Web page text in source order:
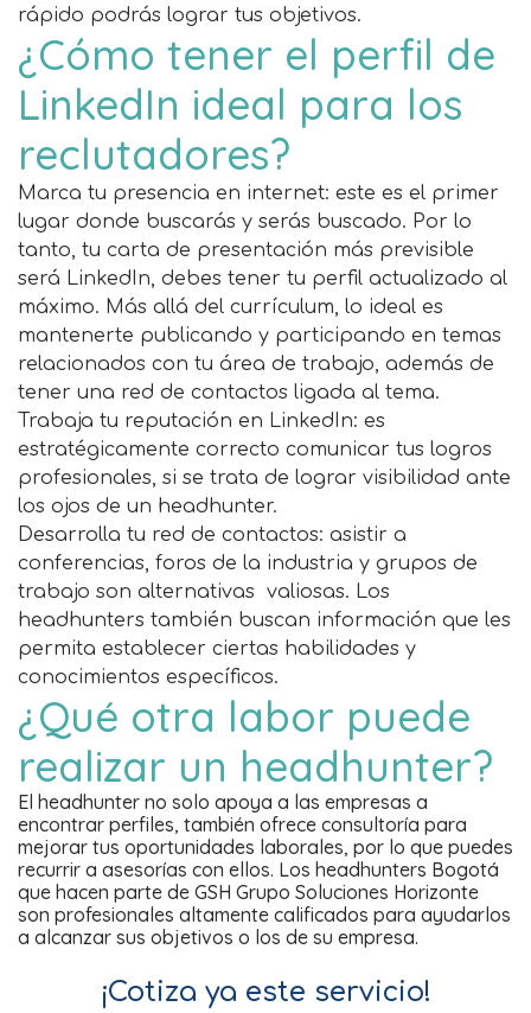
rápido podrás lograr tus objetivos.
¿Cómo tener el perfil de
LinkedIn ideal para los
reclutadores?
Marca tu presencia en internet: este es el primer
lugar donde buscarás y serás buscado. Por lo
tanto, tu carta de presentación más previsible
será LinkedIn, debes tener tu perfil actualizado al
máximo. Más allá del currículum, lo ideal es
mantenerte publicando y participando en temas
relacionados con tu área de trabajo, además de
tener una red de contactos ligada al tema.
Trabaja tu reputación en LinkedIn: es
estratégicamente correcto comunicar tus logros
profesionales, si se trata de lograr visibilidad ante
los ojos de un headhunter.
Desarrolla tu red de contactos: asistir a
conferencias, foros de la industria y grupos de
trabajo son alternativas valiosas. Los
headhunters también buscan información que les
permita establecer ciertas habilidades y
conocimientos específicos.
¿Qué otra labor puede
realizar un headhunter?
El headhunter no solo apoya a las empresas a
encontrar perfiles, también ofrece consultoría para
mejorar tus oportunidades laborales, por lo que puedes
recurrir a asesorías con ellos. Los headhunters Bogotá
que hacen parte de GSH Grupo Soluciones Horizonte
son profesionales altamente calificados para ayudarlos
a alcanzar sus objetivos o los de su empresa.
¡Cotiza ya este servicio!